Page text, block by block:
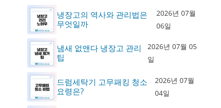
냉장고의 역사와 관리법은
무엇일까
2026년 07월
06일
냄새 없앤다 냉장고 관리
팁
2026년 07월 05
일
드럼세탁기 고무패킹 청소
요령은?
2026년 07월
04일